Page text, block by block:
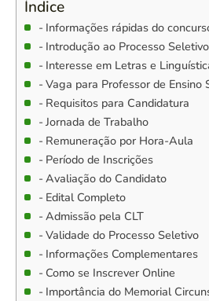
Índice
Informações rápidas do
Introdução ao Processo Seletivo
Interesse em Letras e
Vaga para Professor de Ensino
Requisitos para Candidatura
Jornada de Trabalho
Remuneração por Hora-Aula
Período de Inscrições
Avaliação do Candidato
Edital Completo
Admissão pela CLT
Validade do Processo Seletivo
Informações Complementares
Como se Inscrever Online
Importância do Memorial